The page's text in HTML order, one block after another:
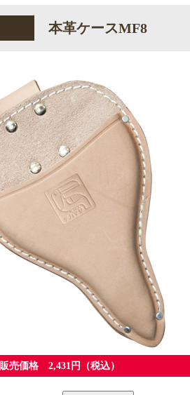
本革ケースMF8
販売価格 2,431円（税込）